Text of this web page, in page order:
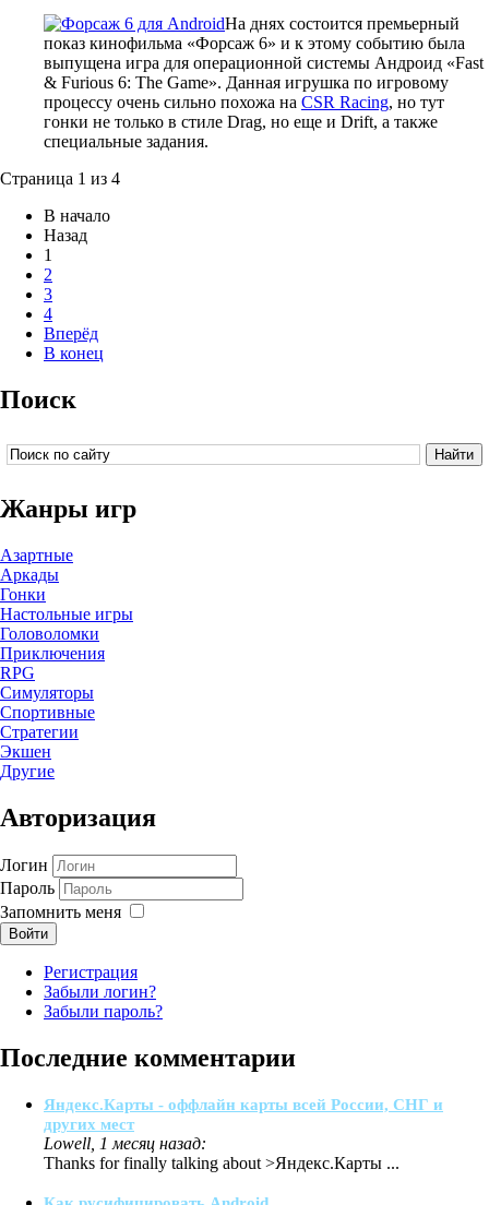
На днях состоится премьерный
показ кинофильма «Форсаж 6» и к этому событию была
выпущена игра для операционной системы Андроид «Fast
& Furious 6: The Game». Данная игрушка по игровому
процессу очень сильно похожа на CSR Racing, но тут
гонки не только в стиле Drag, но еще и Drift, а также
специальные задания.
Страница 1 из 4
В начало
Назад
1
2
3
4
Вперёд
В конец
Поиск
Жанры игр
Азартные
Аркады
Гонки
Настольные игры
Головоломки
Приключения
RPG
Симуляторы
Спортивные
Стратегии
Экшен
Другие
Авторизация
Логин
Пароль
Запомнить меня
Войти
Регистрация
Забыли логин?
Забыли пароль?
Последние комментарии
Яндекс.Карты - оффлайн карты всей России, СНГ и
других мест
Lowell, 1 месяц назад:
Thanks for finally talking about >Яндекс.Карты ...